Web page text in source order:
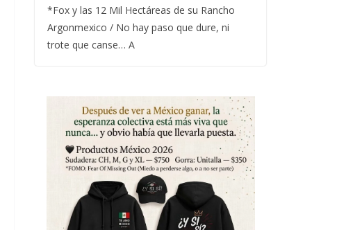
*Fox y las 12 Mil Hectáreas de su Rancho
Argonmexico / No hay paso que dure, ni
trote que canse… A